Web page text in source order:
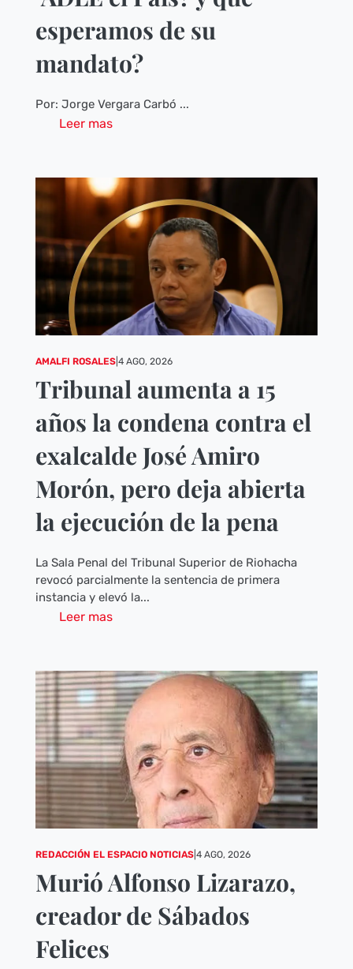
esperamos de su
mandato?
Por: Jorge Vergara Carbó ...
Leer mas
AMALFI ROSALES| 4 AGO, 2026
Tribunal aumenta a 15
años la condena contra el
exalcalde José Amiro
Morón, pero deja abierta
la ejecución de la pena
La Sala Penal del Tribunal Superior de Riohacha
revocó parcialmente la sentencia de primera
instancia y elevó la...
Leer mas
REDACCIÓN EL ESPACIO NOTICIAS| 4 AGO, 2026
Murió Alfonso Lizarazo,
creador de Sábados
Felices